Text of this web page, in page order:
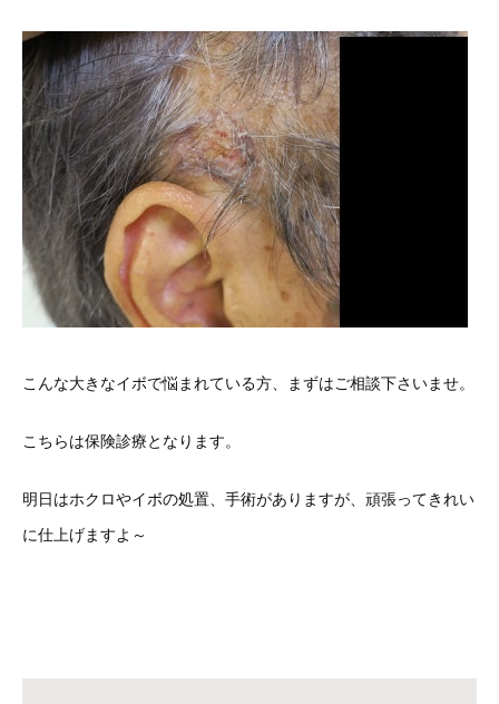
こんな大きなイボで悩まれている方、まずはご相談下さいませ。
こちらは保険診療となります。
明日はホクロやイボの処置、手術がありますが、頑張ってきれい
に仕上げますよ～